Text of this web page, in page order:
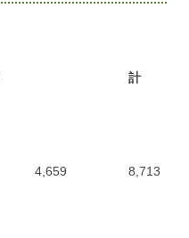
計
4,659 8,713